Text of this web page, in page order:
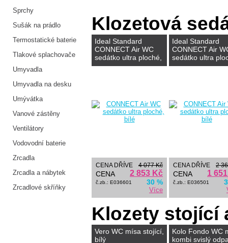
Sprchy
Sušák na prádlo
Termostatické baterie
Tlakové splachovače
Umyvadla
Umyvadla na desku
Umývátka
Vanové zástěny
Ventilátory
Vodovodní baterie
Zrcadla
Zrcadla a nábytek
Zrcadlové skříňky
Klozetová
Ideal Standard
CONNECT Air WC
sedátko ultra ploché,
bílé
CENA DŘÍVE 4 077 Kč
CENA 2 853 Kč
č.zb.: E036601 30 %
Více
Ideal Standard
CONNECT Air
sedátko ultra
bílé
CENA DŘÍVE 2
CENA 1
č.zb.: E036501
Klozety stojící
Vero WC mísa stojící,
bílý
Kolo Fondo WC
kombi svislý